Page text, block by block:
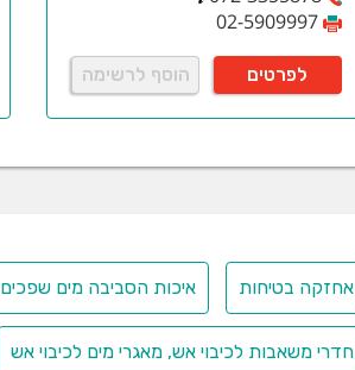
02-5909997
לפרטים הוסף לרשימה
אחזקה בטיחות איכות הסביבה מים שפכים
חדרי משאבות לכיבוי אש, מאגרי מים לכיבוי אש